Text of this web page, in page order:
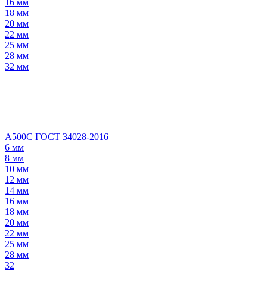
16 мм
18 мм
20 мм
22 мм
25 мм
28 мм
32 мм
А500С ГОСТ 34028-2016
6 мм
8 мм
10 мм
12 мм
14 мм
16 мм
18 мм
20 мм
22 мм
25 мм
28 мм
32